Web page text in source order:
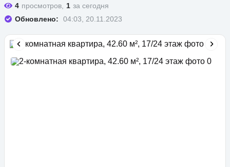
4 просмотров, 1 за сегодня
Обновлено:
04:03, 20.11.2023